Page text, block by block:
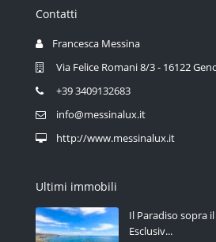
Contatti
Francesca Messina
Via Felice Romani 8/3 - 16122
+39 3409132683
info@messinalux.it
http://www.messinalux.it
Ultimi immobili
Il Paradiso sopra
Esclusiv...